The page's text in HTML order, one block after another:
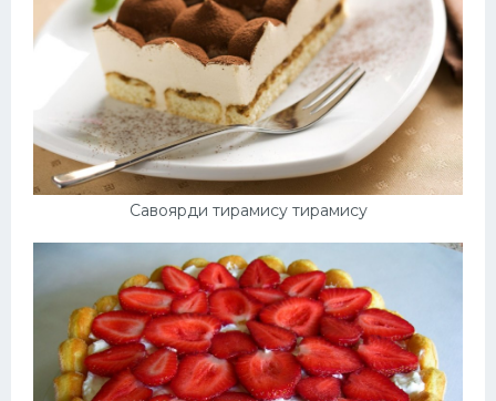
Савоярди тирамису тирамису